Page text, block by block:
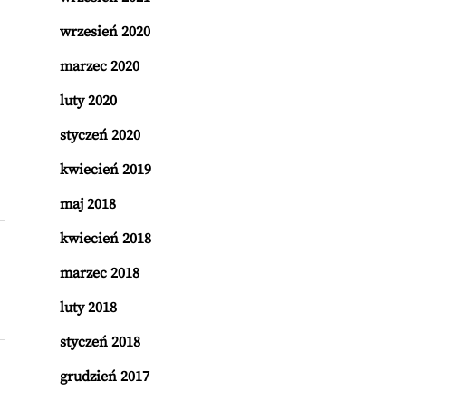
wrzesień 2020
marzec 2020
luty 2020
styczeń 2020
kwiecień 2019
maj 2018
kwiecień 2018
marzec 2018
luty 2018
styczeń 2018
grudzień 2017